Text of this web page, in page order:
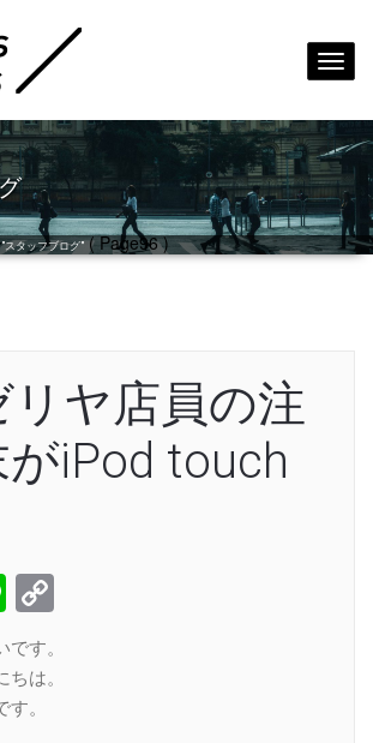
スタッフブログ"( Page96 )
ヤ店員の注
iPod touch
Line
す。
は。
。